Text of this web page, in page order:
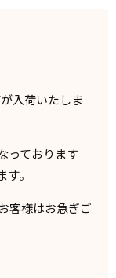
入荷いたしま
っております
。
客様はお急ぎご